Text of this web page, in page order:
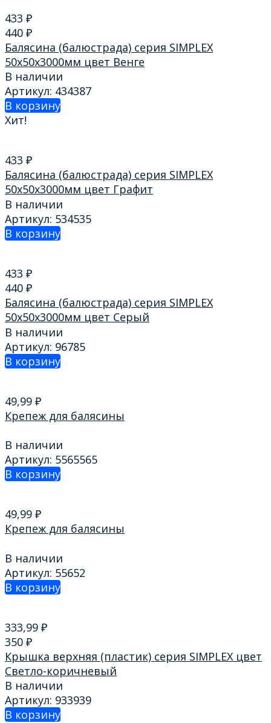
433 ₽
440 ₽
Балясина (балюстрада) серия SIMPLEX
50х50х3000мм цвет Венге
В наличии
Артикул: 434387
В корзину
Хит!
433 ₽
Балясина (балюстрада) серия SIMPLEX
50х50х3000мм цвет Графит
В наличии
Артикул: 534535
В корзину
433 ₽
440 ₽
Балясина (балюстрада) серия SIMPLEX
50х50х3000мм цвет Серый
В наличии
Артикул: 96785
В корзину
49,99 ₽
Крепеж для балясины
В наличии
Артикул: 5565565
В корзину
49,99 ₽
Крепеж для балясины
В наличии
Артикул: 55652
В корзину
333,99 ₽
350 ₽
Крышка верхняя (пластик) серия SIMPLEX цвет
Светло-коричневый
В наличии
Артикул: 933939
В корзину